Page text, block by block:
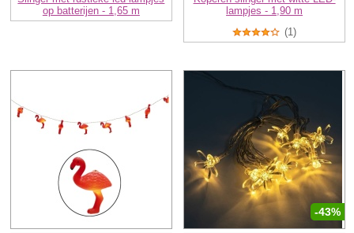
op batterijen - 1,65 m
lampjes - 1,90 m
(1)
-43%